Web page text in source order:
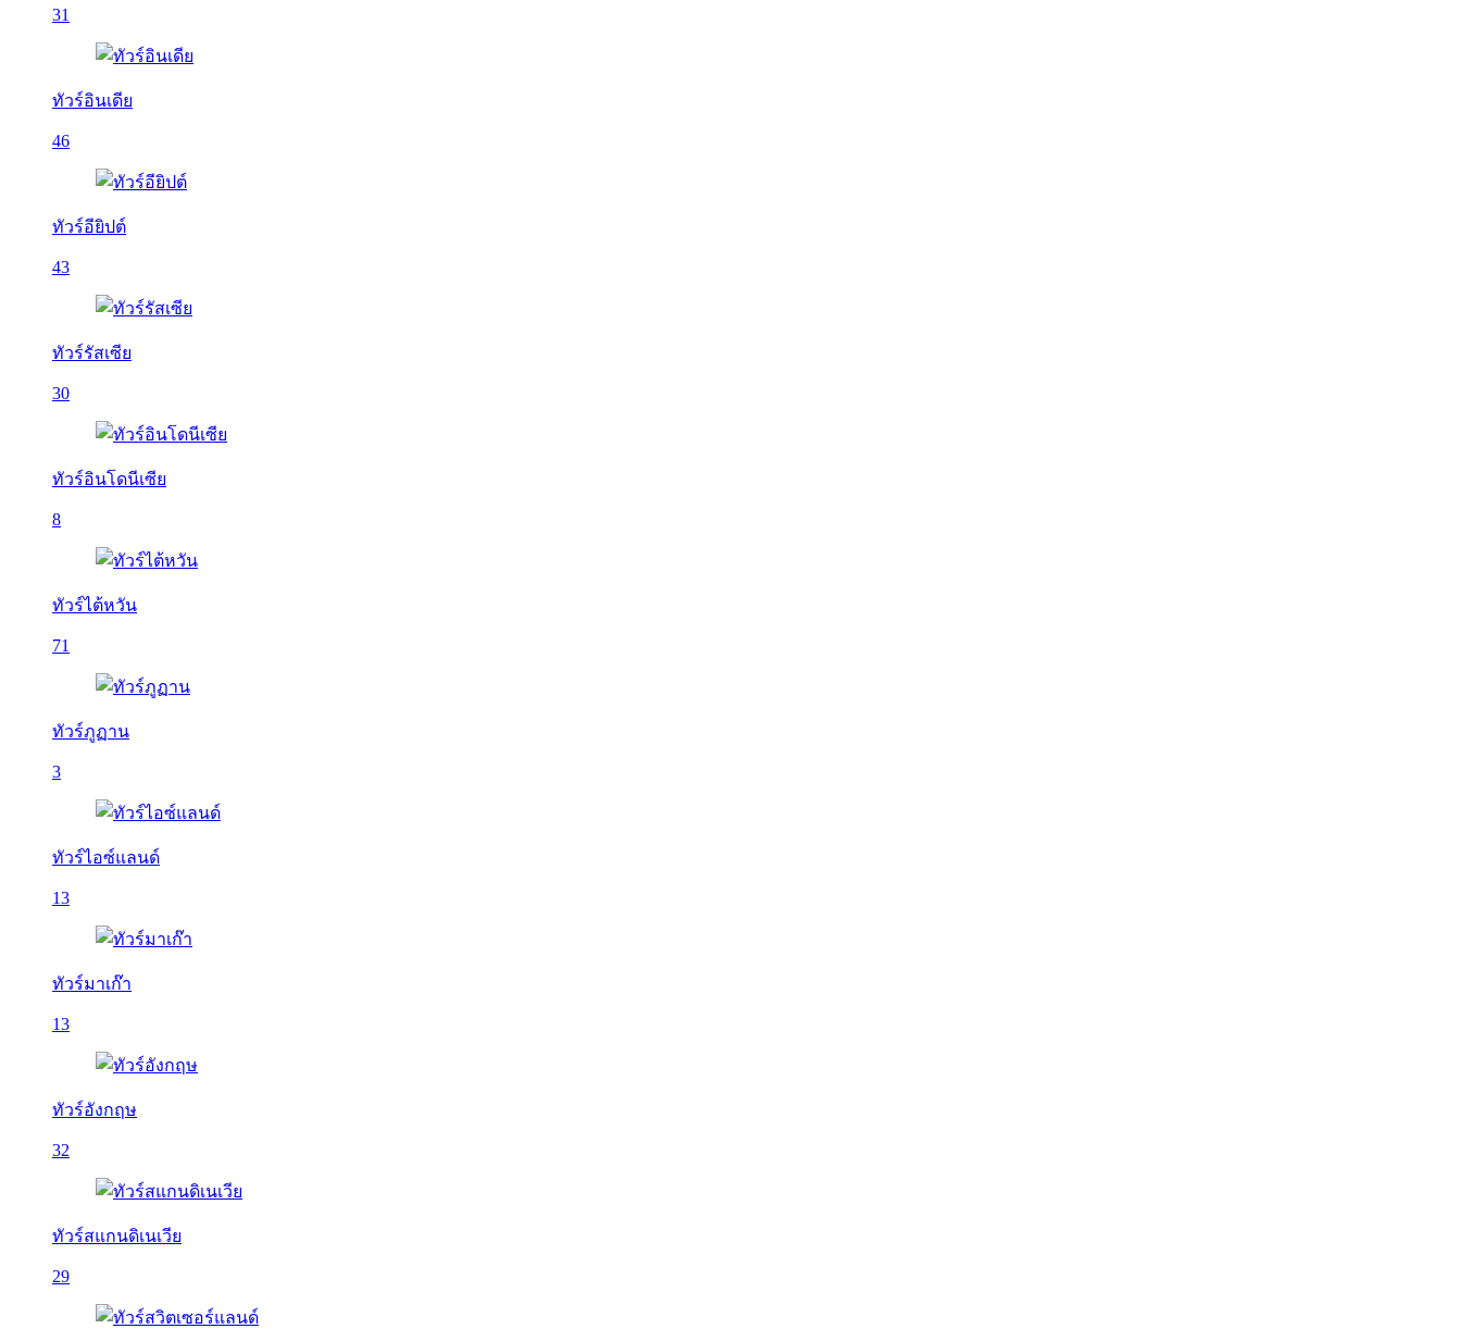
31
ทัวร์อินเดีย
46
ทัวร์อียิปต์
43
ทัวร์รัสเซีย
30
ทัวร์อินโดนีเซีย
8
ทัวร์ไต้หวัน
71
ทัวร์ภูฏาน
3
ทัวร์ไอซ์แลนด์
13
ทัวร์มาเก๊า
13
ทัวร์อังกฤษ
32
ทัวร์สแกนดิเนเวีย
29